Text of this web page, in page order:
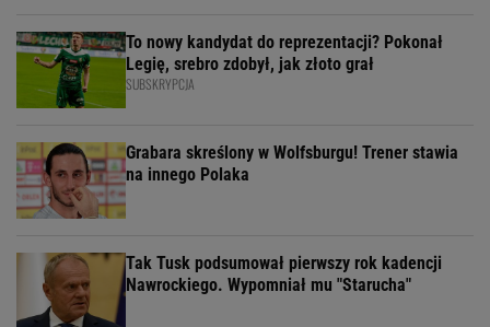
To nowy kandydat do reprezentacji? Pokonał
Legię, srebro zdobył, jak złoto grał
SUBSKRYPCJA
Grabara skreślony w Wolfsburgu! Trener stawia
na innego Polaka
Tak Tusk podsumował pierwszy rok kadencji
Nawrockiego. Wypomniał mu "Starucha"